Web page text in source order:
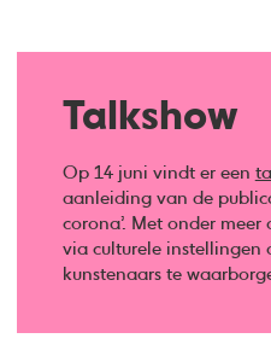
Talkshow
Op 14 juni vindt er een
aanleiding van de
corona’. Met onder
via culturele instellingen
kunstenaars te